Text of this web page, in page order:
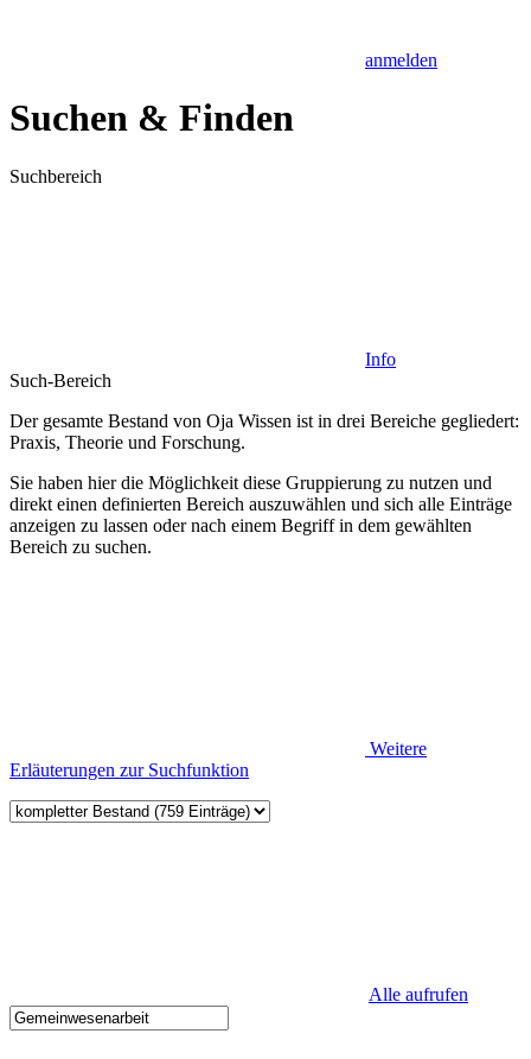
anmelden
Suchen & Finden
Suchbereich
Info
Such-Bereich
Der gesamte Bestand von Oja Wissen ist in drei Bereiche gegliedert:
Praxis, Theorie und Forschung.
Sie haben hier die Möglichkeit diese Gruppierung zu nutzen und
direkt einen definierten Bereich auszuwählen und sich alle Einträge
anzeigen zu lassen oder nach einem Begriff in dem gewählten
Bereich zu suchen.
Weitere
Erläuterungen zur Suchfunktion
Alle aufrufen